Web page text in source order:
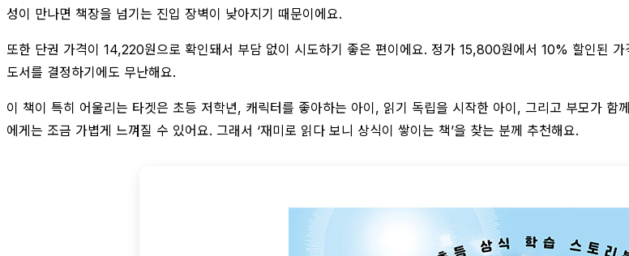
성이 만나면 책장을 넘기는 진입 장벽이 낮아지기 때문이에요.
또한 단권 가격이 14,220원으로 확인돼서 부담 없이 시도하기 좋은 편이에요. 정가 15,800원에서 10% 할인된
도서를 결정하기에도 무난해요.
이 책이 특히 어울리는 타겟은 초등 저학년, 캐릭터를 좋아하는 아이, 읽기 독립을 시작한 아이, 그리고 부모가
에게는 조금 가볍게 느껴질 수 있어요. 그래서 ‘재미로 읽다 보니 상식이 쌓이는 책’을 찾는 분께 추천해요.